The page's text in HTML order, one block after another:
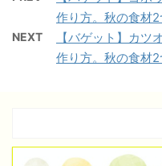
作り方。秋の食材2
NEXT
【バゲット】カ
作り方。秋の食材2